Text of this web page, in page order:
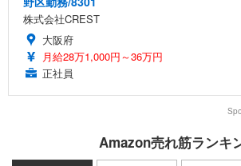
株式会社CREST
大阪府
月給28万1,000円～36万円
正社員
Amazon売れ筋ランキ